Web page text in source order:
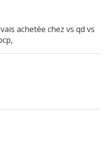
achetée chez vs qd vs